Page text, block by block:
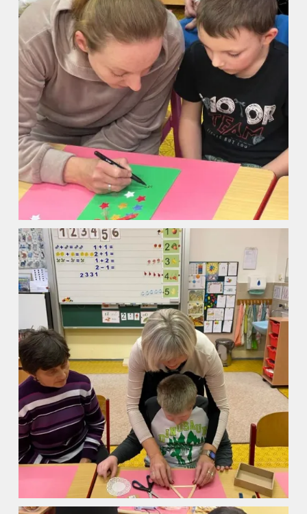
Úvod
Organizace školního roku
Úřední deska
Naše škola
Základní škola
ZŠ speciální
ZŠ a MŠ při nemocnici
Školní družina
Fotogalerie
Kalendář akcí
Aktuality
Kontakty
Vyhledávání na webu